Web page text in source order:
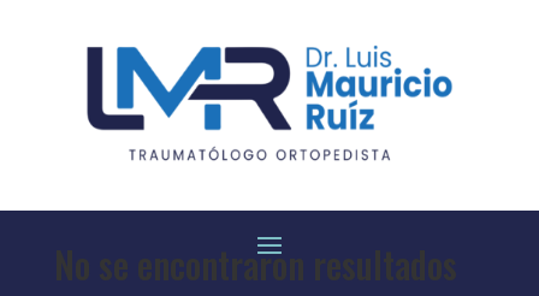
No se encontraron resultados